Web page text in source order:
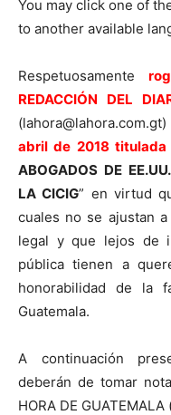
You may click one of
to another available
Respetuosamente r
REDACCIÓN DEL
(lahora@lahora.com.gt)
abril de 2018 titulada
ABOGADOS DE
LA CICIG” en virtud
cuales no se ajustan
legal y que lejos de
pública tienen a
honorabilidad de la
Guatemala.
A continuación
deberán de tomar
HORA DE GUATEMALA